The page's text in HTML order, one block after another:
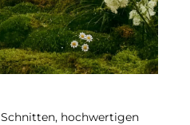
hochwertigen